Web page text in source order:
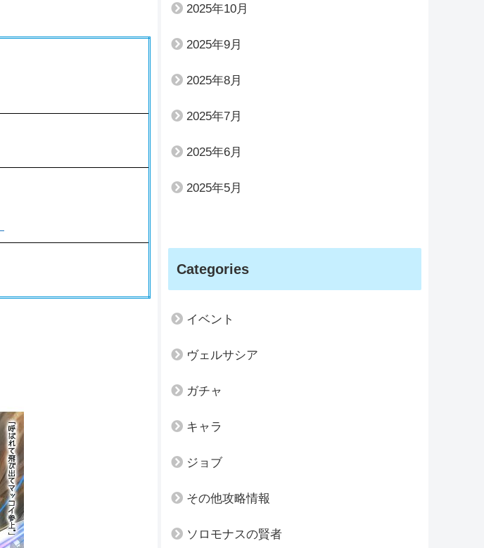
2025年10月
2025年9月
2025年8月
2025年7月
2025年6月
2025年5月
Categories
イベント
ヴェルサシア
ガチャ
キャラ
ジョブ
その他攻略情報
ソロモナスの賢者